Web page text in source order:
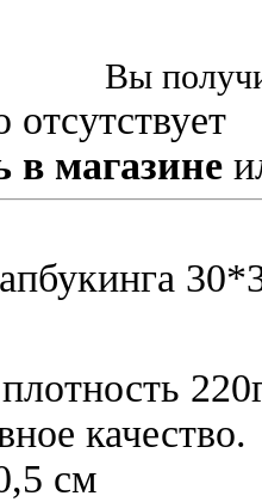
Вы
в магазине
качество.
см